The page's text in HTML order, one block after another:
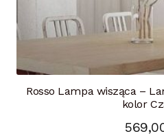
Rosso Lampa wisząca –
kolor